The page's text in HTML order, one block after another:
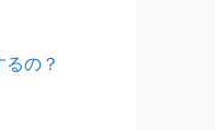
の？